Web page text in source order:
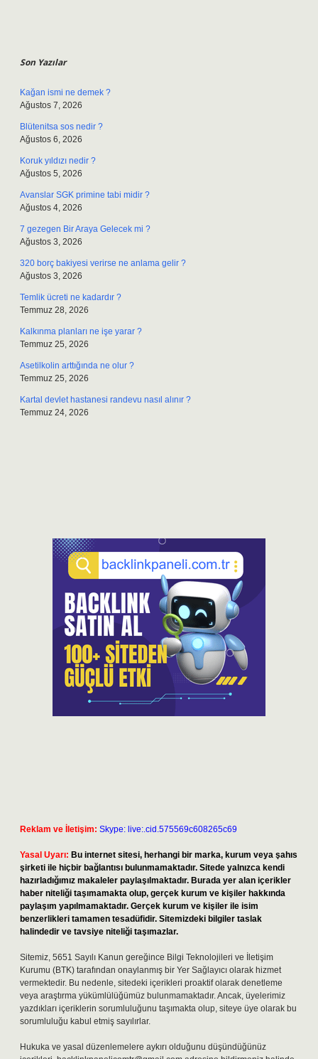
Son Yazılar
Kağan ismi ne demek ?
Ağustos 7, 2026
Blütenitsa sos nedir ?
Ağustos 6, 2026
Koruk yıldızı nedir ?
Ağustos 5, 2026
Avanslar SGK primine tabi midir ?
Ağustos 4, 2026
7 gezegen Bir Araya Gelecek mi ?
Ağustos 3, 2026
320 borç bakiyesi verirse ne anlama gelir ?
Ağustos 3, 2026
Temlik ücreti ne kadardır ?
Temmuz 28, 2026
Kalkınma planları ne işe yarar ?
Temmuz 25, 2026
Asetilkolin arttığında ne olur ?
Temmuz 25, 2026
Kartal devlet hastanesi randevu nasıl alınır ?
Temmuz 24, 2026
Reklam ve İletişim: Skype: live:.cid.575569c608265c69
Yasal Uyarı: Bu internet sitesi, herhangi bir marka, kurum veya şahıs
şirketi ile hiçbir bağlantısı bulunmamaktadır. Sitede yalnızca kendi
hazırladığımız makaleler paylaşılmaktadır. Burada yer alan içerikler
haber niteliği taşımamakta olup, gerçek kurum ve kişiler hakkında
paylaşım yapılmamaktadır. Gerçek kurum ve kişiler ile isim
benzerlikleri tamamen tesadüfidir. Sitemizdeki bilgiler taslak
halindedir ve tavsiye niteliği taşımazlar.
Sitemiz, 5651 Sayılı Kanun gereğince Bilgi Teknolojileri ve İletişim
Kurumu (BTK) tarafından onaylanmış bir Yer Sağlayıcı olarak hizmet
vermektedir. Bu nedenle, sitedeki içerikleri proaktif olarak denetleme
veya araştırma yükümlülüğümüz bulunmamaktadır. Ancak, üyelerimiz
yazdıkları içeriklerin sorumluluğunu taşımakta olup, siteye üye olarak bu
sorumluluğu kabul etmiş sayılırlar.
Hukuka ve yasal düzenlemelere aykırı olduğunu düşündüğünüz